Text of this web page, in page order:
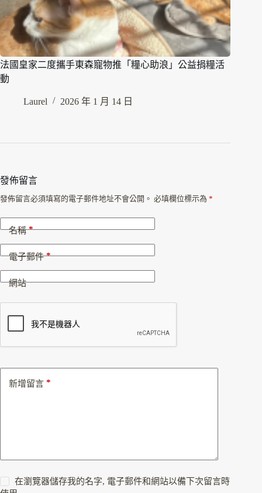
法國皇家二度攜手東森寵物推「糧心助浪」公益捐糧活
動
Laurel 2026 年 1 月 14 日
發佈留言
發佈留言必須填寫的電子郵件地址不會公開。 必填欄位標示為 *
名稱*
電子郵件*
網站
新增留言 *
在瀏覽器儲存我的名字, 電子郵件和網站以備下次留言時